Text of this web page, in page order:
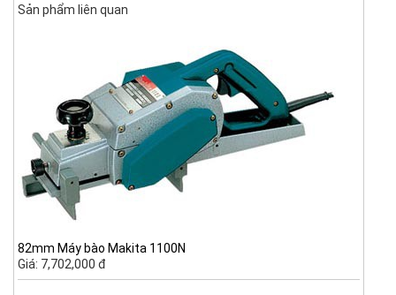
Sản phẩm liên quan
82mm Máy bào Makita 1100N
Giá: 7,702,000 đ